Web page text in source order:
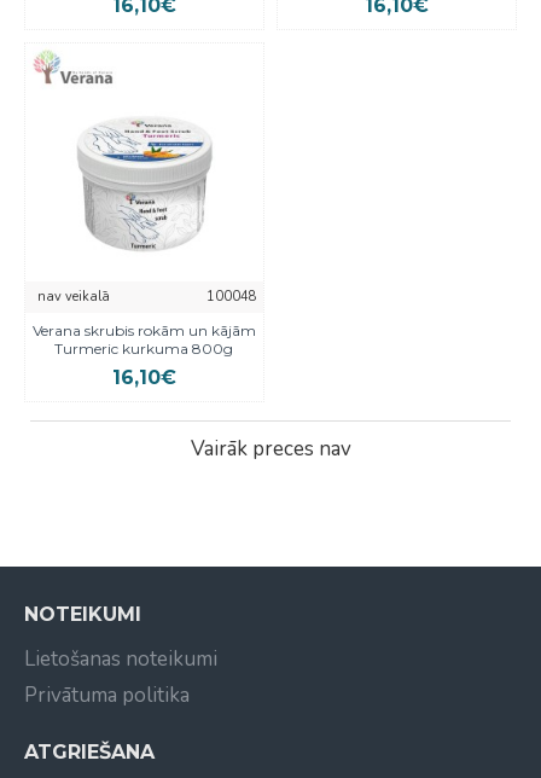
16,10€ 16,10€
nav veikalā
100048
Verana skrubis rokām un kājām
Turmeric kurkuma 800g
16,10€
Vairāk preces nav
NOTEIKUMI
Lietošanas noteikumi
Privātuma politika
ATGRIEŠANA